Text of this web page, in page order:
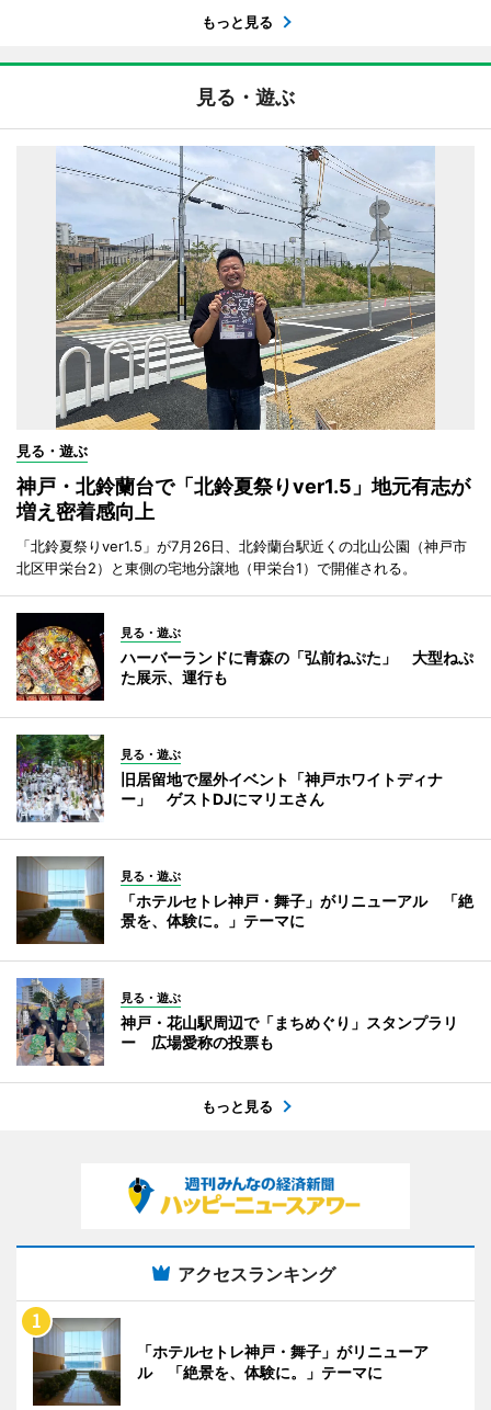
もっと見る
見る・遊ぶ
見る・遊ぶ
神戸・北鈴蘭台で「北鈴夏祭りver1.5」地元有志が
増え密着感向上
「北鈴夏祭りver1.5」が7月26日、北鈴蘭台駅近くの北山公園（神戸市
北区甲栄台2）と東側の宅地分譲地（甲栄台1）で開催される。
見る・遊ぶ
ハーバーランドに青森の「弘前ねぷた」 大型ねぷ
た展示、運行も
見る・遊ぶ
旧居留地で屋外イベント「神戸ホワイトディナ
ー」 ゲストDJにマリエさん
見る・遊ぶ
「ホテルセトレ神戸・舞子」がリニューアル 「絶
景を、体験に。」テーマに
見る・遊ぶ
神戸・花山駅周辺で「まちめぐり」スタンプラリ
ー 広場愛称の投票も
もっと見る
アクセスランキング
「ホテルセトレ神戸・舞子」がリニューア
ル 「絶景を、体験に。」テーマに